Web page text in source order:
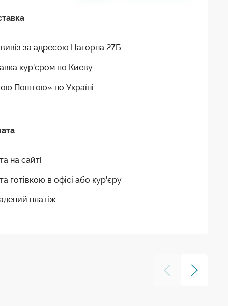
за адресою Нагорна 27Б
кур'єром по Киеву
Поштою» по Україні
на сайті
готівкою в офісі або кур'єру
платіж